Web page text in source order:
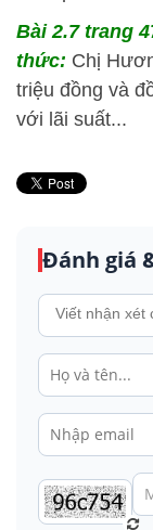
Bài 2.7 trang
thức: Chị
triệu đồng và
với lãi suất...
Đánh giá